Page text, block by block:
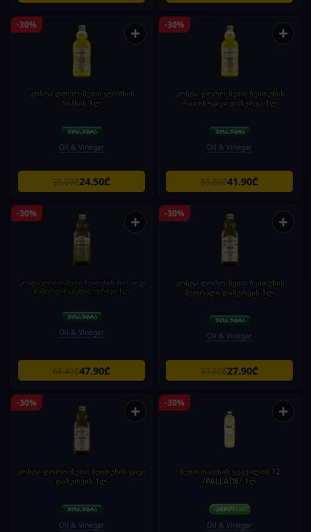
-30% +
კოსტა დორო-ზეთი ყურძნის
წიპწის 1ლ
Oil & Vinegar
35.00₾24.50₾
-30% +
კოსტა დორო-ზეთი ზეითუნის
რაფინ+ცივი დაწურვა 1ლ
Oil & Vinegar
59.80₾41.90₾
-30% +
კოსტა დორო-ზეთი ზეითუნის ბიო ცივი
დაწურვის გაუფილტრავი 1ლ
Oil & Vinegar
68.40₾47.90₾
-30% +
კოსტა დორო-ზეთი ზეითუნის
მეორადი დაწურვის 1ლ
Oil & Vinegar
39.80₾27.90₾
-30% +
კოსტა დორო-ზეთი ზეითუნის ცივი
დაწურვის 1ლ
Oil & Vinegar
-30% +
ზეთი რაფსის ყვავილის 12
/PALLADE/ 1ლ
Oil & Vinegar